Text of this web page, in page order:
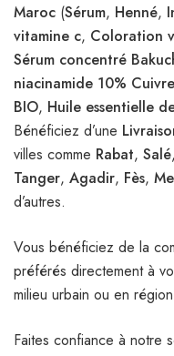
Maroc (Sérum, Henné,
vitamine c, Coloration
Sérum concentré
niacinamide 10%
BIO, Huile essentielle
Bénéficiez d’une
villes comme Rabat, Salé,
Tanger, Agadir, Fès,
d’autres.
Vous bénéficiez de la
préférés directement à
milieu urbain ou en
Faites confiance à notre